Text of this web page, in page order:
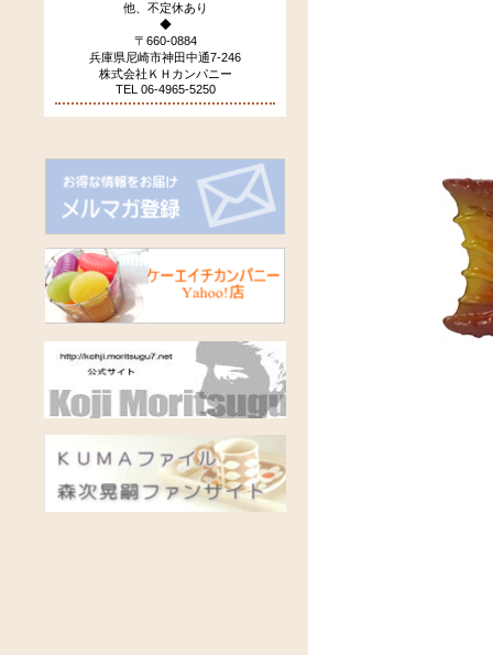
他、不定休あり
◆
〒660-0884
兵庫県尼崎市神田中通7-246
株式会社ＫＨカンパニー
TEL 06-4965-5250